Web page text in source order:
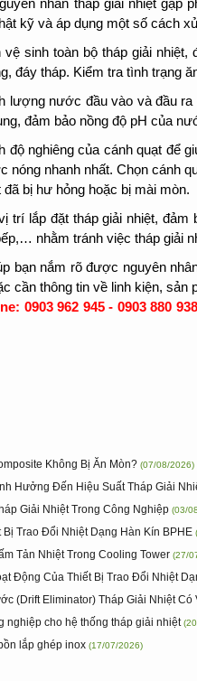
kỹ và áp dụng một số cách
vệ sinh toàn bộ tháp giải
đáy tháp. Kiểm tra tình trạng
lượng nước đầu vào và đầu
đảm bảo nồng độ pH của
độ nghiêng của cánh quạt để
nóng nhanh nhất. Chọn cánh
đã bị hư hỏng hoặc bị mài mòn.
trí lắp đặt tháp giải nhiệt,
nhằm tránh việc tháp giải
bạn nắm rõ được nguyên
cần thông tin về linh kiện, sản
0903 962 945 - 0903 880
Không Bị Ăn Mòn? (07/08/2026)
Hưởng Đến Hiệu Suất Tháp Giải
Giải Nhiệt Trong Công Nghiệp (03/
Bị Trao Đổi Nhiệt Dạng Hàn Kín BPHE
Tản Nhiệt Trong Cooling Tower (27/
Động Của Thiết Bị Trao Đổi Nhiệt
(Drift Eliminator) Tháp Giải Nhiệt Có
nghiệp cho hệ thống tháp giải nhiệt
lắp ghép inox (17/07/2026)